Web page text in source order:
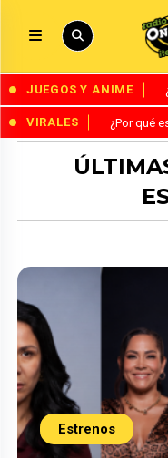
JUEGOS Y ANIME
VIRALES ¿Por qué
Estrenos